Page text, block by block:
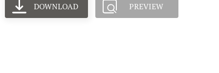
DOWNLOAD PREVIEW